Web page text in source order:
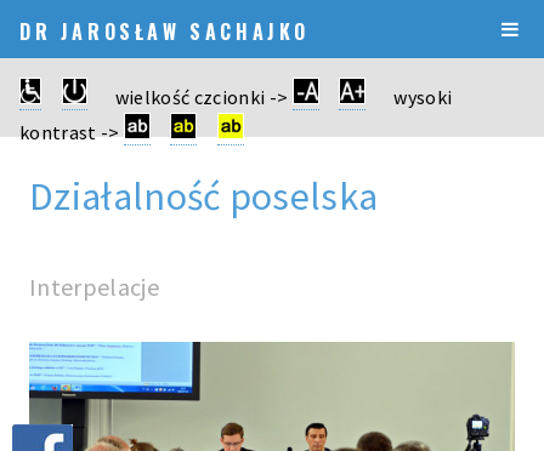
DR JAROSŁAW SACHAJKO
wielkość czcionki ->
wysoki
kontrast ->
Działalność poselska
Interpelacje